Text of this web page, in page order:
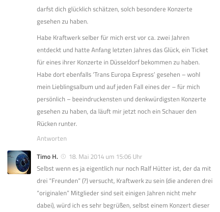
darfst dich glücklich schätzen, solch besondere Konzerte
gesehen zu haben.
Habe Kraftwerk selber für mich erst vor ca. zwei Jahren
entdeckt und hatte Anfang letzten Jahres das Glück, ein Ticket
für eines ihrer Konzerte in Düsseldorf bekommen zu haben.
Habe dort ebenfalls ‘Trans Europa Express’ gesehen – wohl
mein Lieblingsalbum und auf jeden Fall eines der – für mich
persönlich – beeindruckensten und denkwürdigsten Konzerte
gesehen zu haben, da läuft mir jetzt noch ein Schauer den
Rücken runter.
Antworten
Timo H.
18. Mai 2014 um 15:06 Uhr
Selbst wenn es ja eigentlich nur noch Ralf Hütter ist, der da mit
drei “Freunden” (?) versucht, Kraftwerk zu sein (die anderen drei
“originalen” Mitglieder sind seit einigen Jahren nicht mehr
dabei), würd ich es sehr begrüßen, selbst einem Konzert dieser